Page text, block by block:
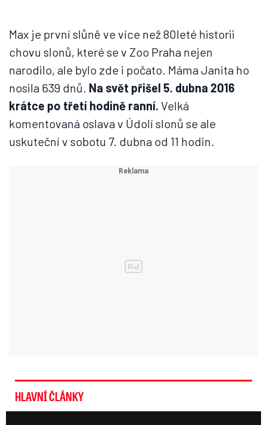
Max je první slůně ve více než 80leté historii
chovu slonů, které se v Zoo Praha nejen
narodilo, ale bylo zde i počato. Máma Janita ho
nosila 639 dnů. Na svět přišel 5. dubna 2016
krátce po třetí hodině ranní. Velká
komentovaná oslava v Údolí slonů se ale
uskuteční v sobotu 7. dubna od 11 hodin.
HLAVNÍ ČLÁNKY